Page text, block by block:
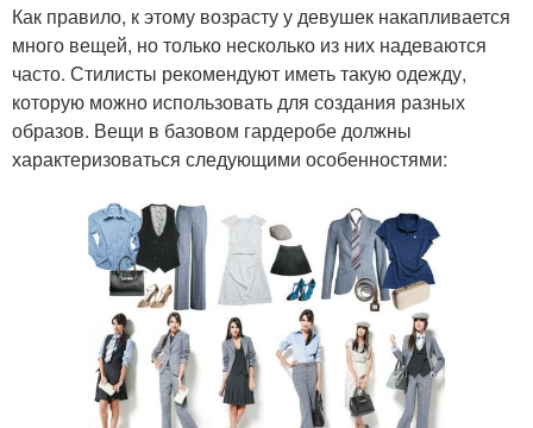
Как правило, к этому возрасту у девушек накапливается
много вещей, но только несколько из них надеваются
часто. Стилисты рекомендуют иметь такую одежду,
которую можно использовать для создания разных
образов. Вещи в базовом гардеробе должны
характеризоваться следующими особенностями: